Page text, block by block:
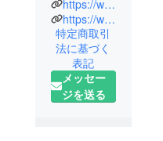
みから）で
す。
「You & Me
Songを世界
中に届けた
https://www.instagram.com/kimikara_official/
https://www.tiktok.com/@kimikara_official
特定商取引
法に基づく
表記
メッセー
ジを送る